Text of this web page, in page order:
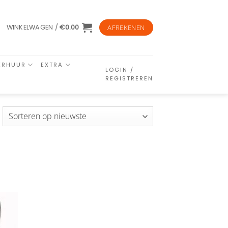
WINKELWAGEN /€0.00 AFREKENEN
EXTRA
LOGIN /
REGISTREREN